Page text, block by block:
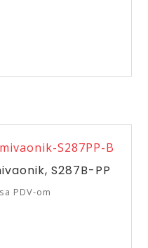
S287B-PP
sa PDV-om